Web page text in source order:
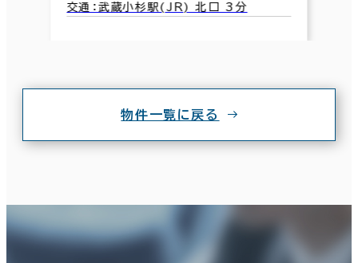
交通：武蔵小杉駅(JR) 北口 3分
物件一覧に戻る